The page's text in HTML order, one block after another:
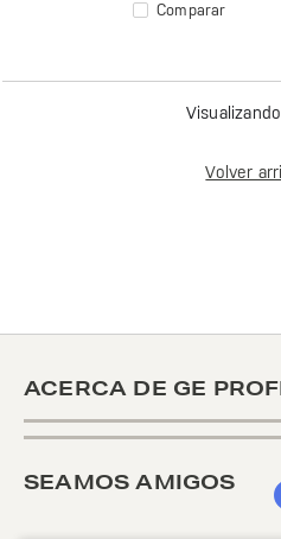
Comparar
Volver
ACERCA DE GE
SEAMOS AMIGOS